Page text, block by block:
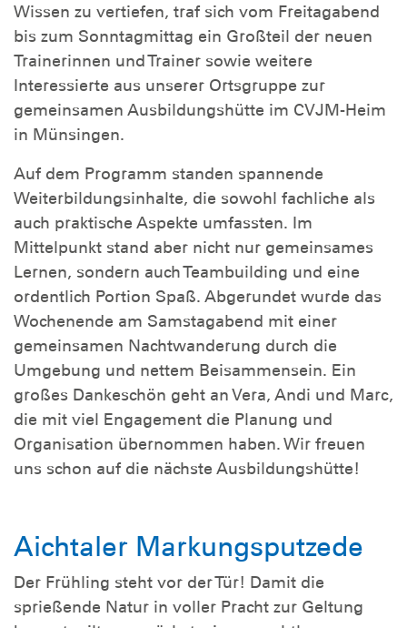
Wissen zu vertiefen, traf sich vom Freitagabend
bis zum Sonntagmittag ein Großteil der neuen
Trainerinnen und Trainer sowie weitere
Interessierte aus unserer Ortsgruppe zur
gemeinsamen Ausbildungshütte im CVJM-Heim
in Münsingen.
Auf dem Programm standen spannende
Weiterbildungsinhalte, die sowohl fachliche als
auch praktische Aspekte umfassten. Im
Mittelpunkt stand aber nicht nur gemeinsames
Lernen, sondern auch Teambuilding und eine
ordentlich Portion Spaß. Abgerundet wurde das
Wochenende am Samstagabend mit einer
gemeinsamen Nachtwanderung durch die
Umgebung und nettem Beisammensein. Ein
großes Dankeschön geht an Vera, Andi und Marc,
die mit viel Engagement die Planung und
Organisation übernommen haben. Wir freuen
uns schon auf die nächste Ausbildungshütte!
Aichtaler Markungsputzede
Der Frühling steht vor der Tür! Damit die
sprießende Natur in voller Pracht zur Geltung